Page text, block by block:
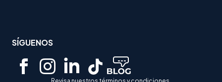
SÍGUENOS